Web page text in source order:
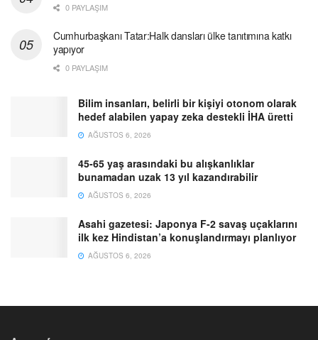
0 PAYLAŞIM
Cumhurbaşkanı Tatar:Halk dansları ülke tanıtımına katkı
yapıyor
0 PAYLAŞIM
Bilim insanları, belirli bir kişiyi otonom olarak
hedef alabilen yapay zeka destekli İHA üretti
AĞUSTOS 6, 2026
45-65 yaş arasındaki bu alışkanlıklar
bunamadan uzak 13 yıl kazandırabilir
AĞUSTOS 6, 2026
Asahi gazetesi: Japonya F-2 savaş uçaklarını
ilk kez Hindistan’a konuşlandırmayı planlıyor
AĞUSTOS 6, 2026